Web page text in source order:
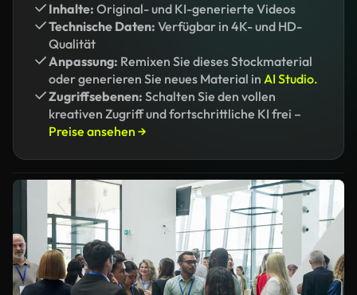
Inhalte: Original- und KI-generierte Videos
Technische Daten: Verfügbar in 4K- und HD-
Qualität
Anpassung: Remixen Sie dieses Stockmaterial
oder generieren Sie neues Material in AI Studio.
Zugriffsebenen: Schalten Sie den vollen
kreativen Zugriff und fortschrittliche KI frei –
Preise ansehen →